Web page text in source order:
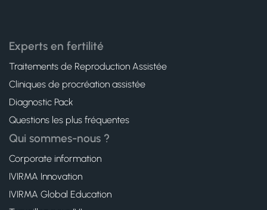
Experts en fertilité
Traitements de Reproduction Assistée
Cliniques de procréation assistée
Diagnostic Pack
Questions les plus fréquentes
Qui sommes-nous ?
Corporate information
IVIRMA Innovation
IVIRMA Global Education